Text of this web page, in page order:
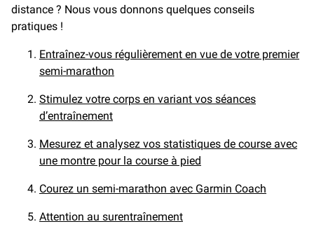
distance ? Nous vous donnons quelques conseils
pratiques !
Entraînez-vous régulièrement en vue de votre premier
semi-marathon
Stimulez votre corps en variant vos séances
d’entraînement
Mesurez et analysez vos statistiques de course avec
une montre pour la course à pied
Courez un semi-marathon avec Garmin Coach
Attention au surentraînement